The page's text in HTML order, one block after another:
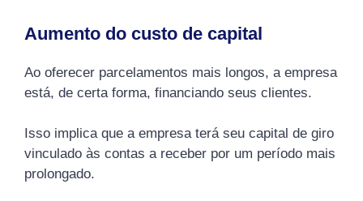
Aumento do custo de capital
Ao oferecer parcelamentos mais longos, a empresa
está, de certa forma, financiando seus clientes.
Isso implica que a empresa terá seu capital de giro
vinculado às contas a receber por um período mais
prolongado.